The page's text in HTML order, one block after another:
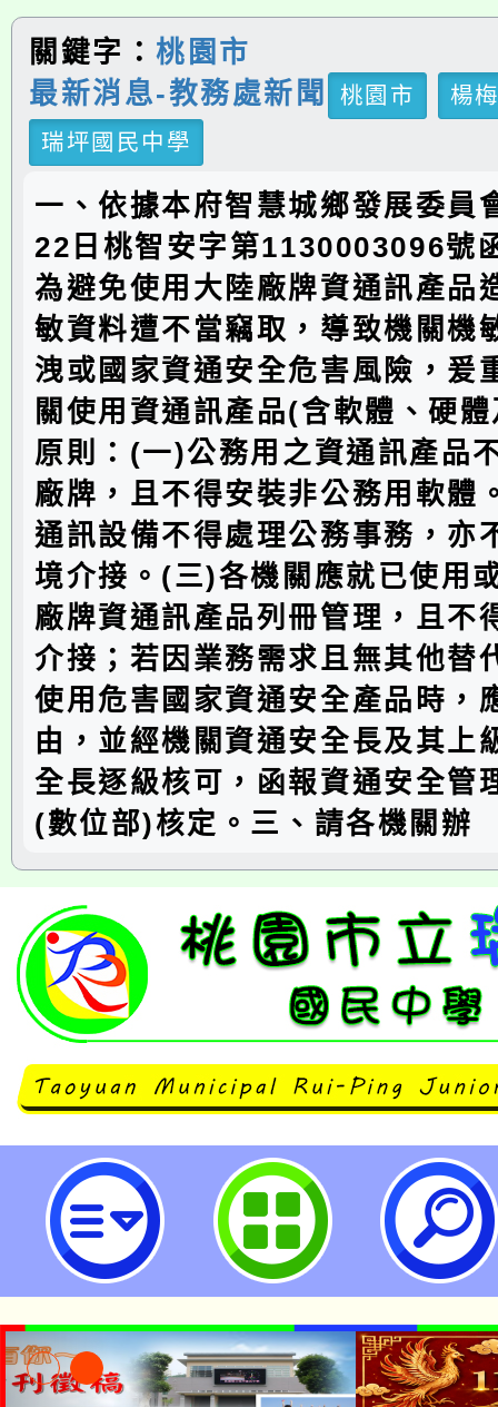
關鍵字：桃園市
最新消息-教務處新聞
桃園市
楊
瑞坪國民中學
一、依據本府智慧城鄉發展委員
22日桃智安字第1130003096號
為避免使用大陸廠牌資通訊產品
敏資料遭不當竊取，導致機關機
洩或國家資通安全危害風險，爰
關使用資通訊產品(含軟體、硬
原則：(一)公務用之資通訊產品
廠牌，且不得安裝非公務用軟體
通訊設備不得處理公務事務，亦
境介接。(三)各機關應就已使用
廠牌資通訊產品列冊管理，且不
介接；若因業務需求且無其他替
使用危害國家資通安全產品時，
由，並經機關資通安全長及其上
全長逐級核可，函報資通安全管
(數位部)核定。三、請各機關辦
neilrpjhstyc網站設計者：徐嘉